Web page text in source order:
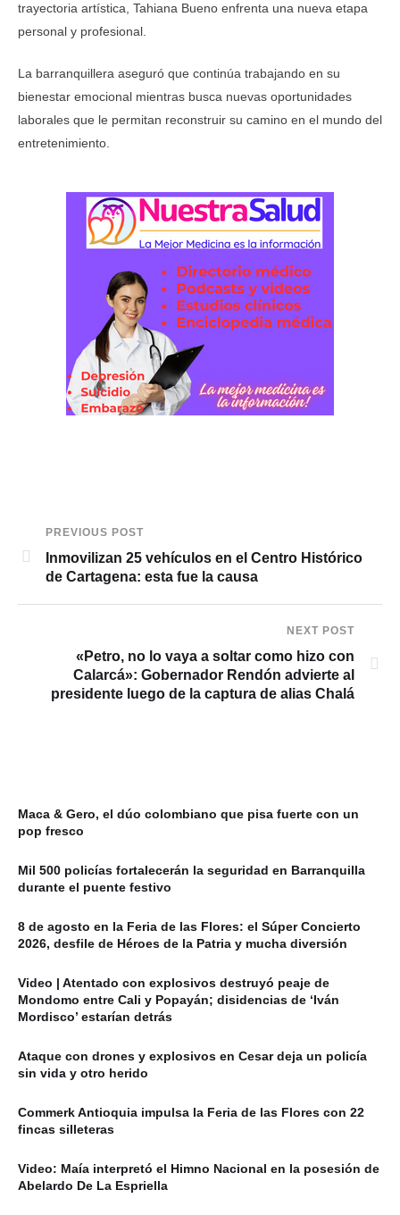
trayectoria artística, Tahiana Bueno enfrenta una nueva etapa
personal y profesional.
La barranquillera aseguró que continúa trabajando en su
bienestar emocional mientras busca nuevas oportunidades
laborales que le permitan reconstruir su camino en el mundo del
entretenimiento.
PREVIOUS POST
Inmovilizan 25 vehículos en el Centro Histórico
de Cartagena: esta fue la causa
NEXT POST
«Petro, no lo vaya a soltar como hizo con
Calarcá»: Gobernador Rendón advierte al
presidente luego de la captura de alias Chalá
Maca & Gero, el dúo colombiano que pisa fuerte con un
pop fresco
Mil 500 policías fortalecerán la seguridad en Barranquilla
durante el puente festivo
8 de agosto en la Feria de las Flores: el Súper Concierto
2026, desfile de Héroes de la Patria y mucha diversión
Video | Atentado con explosivos destruyó peaje de
Mondomo entre Cali y Popayán; disidencias de ‘Iván
Mordisco’ estarían detrás
Ataque con drones y explosivos en Cesar deja un policía
sin vida y otro herido
Commerk Antioquia impulsa la Feria de las Flores con 22
fincas silleteras
Video: Maía interpretó el Himno Nacional en la posesión de
Abelardo De La Espriella